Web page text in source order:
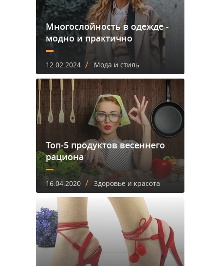
Многослойность в одежде -
модно и практично
12.02.2024 / Мода и стиль
Топ-5 продуктов весеннего
рациона
16.04.2020 / Здоровье и красота